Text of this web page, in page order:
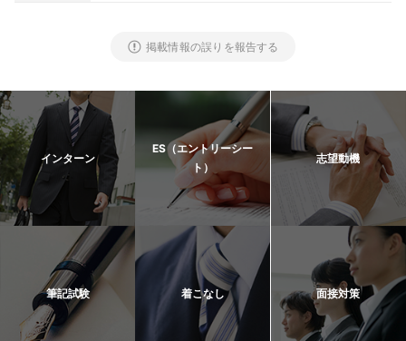
掲載情報の誤りを報告する
インターン
ES（エントリーシー
ト）
志望動機
筆記試験 着こなし 面接対策